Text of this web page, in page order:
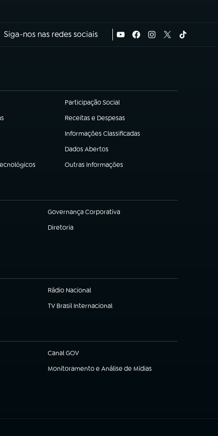
Siga-nos nas redes sociais
Participação Social
(abre em nova aba)
Receitas e Despesas
(abre em nova aba)
Informações Classificadas
(abre em nova aba)
Dados Abertos
(abre em nova aba)
Outras Informações
(abre em nova aba)
Governança Corporativa
(abre em nova aba)
Diretoria
(abre em nova aba)
Rádio Nacional
(abre em nova aba)
TV Brasil Internacional
(abre em nova aba)
Canal GOV
(abre em nova aba)
Monitoramento e Análise de Mídias
(abre em nova aba)